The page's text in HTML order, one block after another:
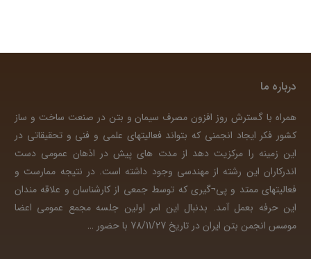
درباره ما
همراه با گسترش روز افزون مصرف سیمان و بتن در صنعت ساخت و ساز
کشور فکر ایجاد انجمنی که بتواند فعالیتهای علمی و فنی و تحقیقاتی در
این زمینه را مرکزیت دهد از مدت های پیش در اذهان عمومی دست
اندرکاران این رشته از مهندسی وجود داشته است. در نتیجه ممارست و
فعالیتهای ممتد و پی¬گیری که توسط جمعی از کارشناسان و علاقه مندان
این حرفه بعمل آمد. بدنبال این امر اولین جلسه مجمع عمومی اعضا
موسس انجمن بتن ایران در تاریخ 78/11/27 با حضور
…